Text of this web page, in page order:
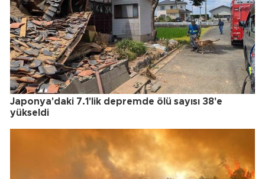
Japonya'daki 7.1'lik depremde ölü sayısı 38'e
yükseldi